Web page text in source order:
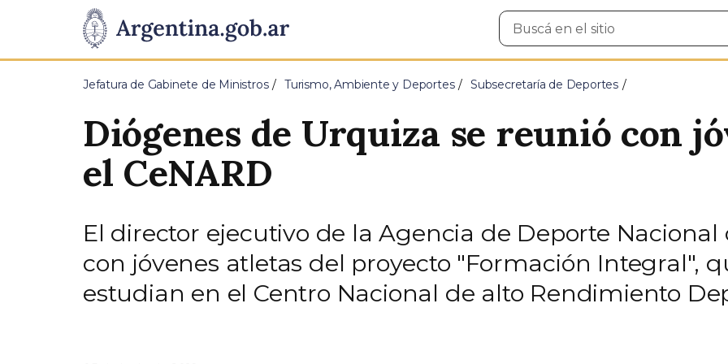
Presidencia
de
Pasar al contenido principal
Buscar
en
Jefatura de Gabinete de Ministros Turismo, Ambiente y Deportes Subsecretaría de Deportes
Diógenes de Urquiza se reunió con
el CeNARD
El director ejecutivo de la Agencia de Deporte
con jóvenes atletas del proyecto "Formación Integral",
estudian en el Centro Nacional de alto Rendimiento